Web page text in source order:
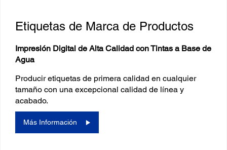
Etiquetas de Marca de Productos
Impresión Digital de Alta Calidad con Tintas a Base de
Agua
Producir etiquetas de primera calidad en cualquier
tamaño con una excepcional calidad de línea y
acabado.
Más Información